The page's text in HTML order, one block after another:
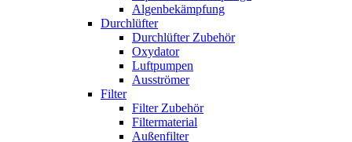
Algenbekämpfung
Durchlüfter
Durchlüfter Zubehör
Oxydator
Luftpumpen
Ausströmer
Filter
Filter Zubehör
Filtermaterial
Außenfilter